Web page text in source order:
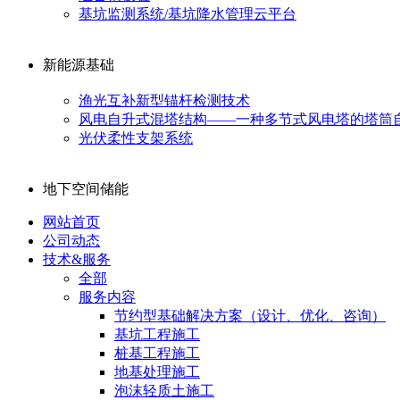
基坑监测系统/基坑降水管理云平台
新能源基础
渔光互补新型锚杆检测技术
风电自升式混塔结构——一种多节式风电塔的塔筒
光伏柔性支架系统
地下空间储能
网站首页
公司动态
技术&服务
全部
服务内容
节约型基础解决方案（设计、优化、咨询）
基坑工程施工
桩基工程施工
地基处理施工
泡沫轻质土施工